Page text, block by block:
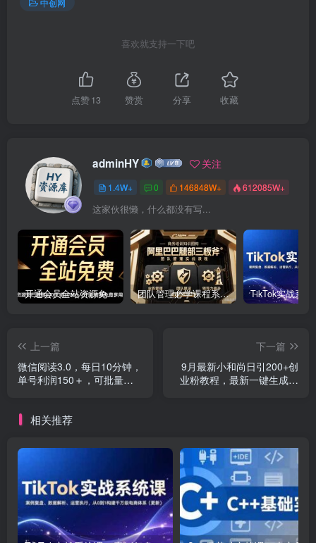
喜欢就支持一下吧
点赞13 赞赏 分享 收藏
adminHY 关注
1.4W+ 0 146848W+ 612085W+
这家伙很懒，什么都没有写...
开通会员全站资源免费下载 开通VIP会员 HY资源库 团队管理必学课程系列，阿里巴巴“腿部三板斧”
上一篇
微信阅读3.0，每日10分钟，
单号利润150＋，可批量放
下一篇
9月最新小和尚日引200+创
业粉教程，最新一键生成工
相关推荐